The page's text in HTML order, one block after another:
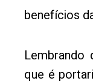
benefícios
que é